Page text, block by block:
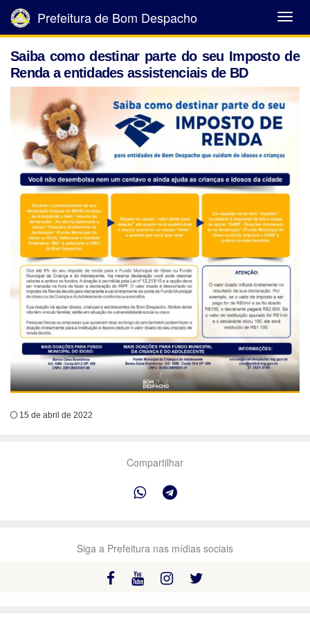
Abrir
Menu
Prefeitura de Bom Despacho
Saiba como destinar parte do seu Imposto de
Renda a entidades assistenciais de BD
15 de abril de 2022
Compartilhar
Siga a Prefeitura nas mídias sociais